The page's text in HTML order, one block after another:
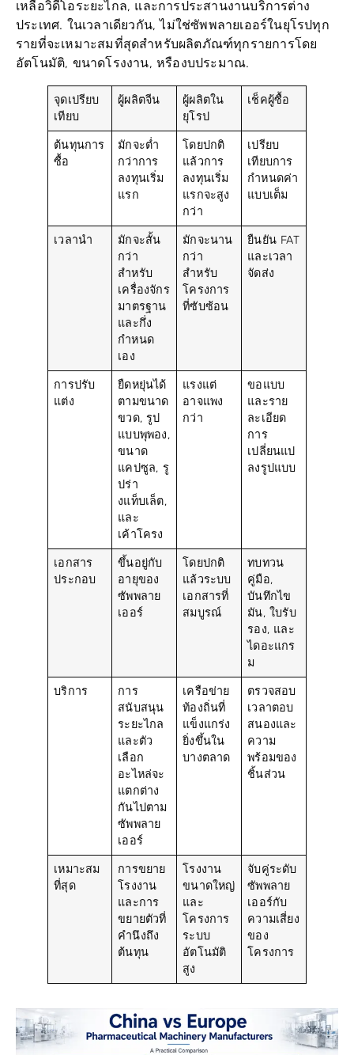
ประเทศ. ในเวลาเดียวกัน, ไม่ใช่ซัพพลายเออร์ในยุโรปทุก
รายที่จะเหมาะสมที่สุดสำหรับผลิตภัณฑ์ทุกรายการโดย
อัตโนมัติ, ขนาดโรงงาน, หรืองบประมาณ.
จุดเปรียบ
เทียบ
ผู้ผลิตจีน
ผู้ผลิตใน
ยุโรป
เช็คผู้ซื้อ
ต้นทุนการ
ซื้อ
มักจะต่ำ
กว่าการ
ลงทุนเริ่ม
แรก
โดยปกติ
แล้วการ
ลงทุนเริ่ม
แรกจะสูง
กว่า
เปรียบ
เทียบการ
กำหนดค่า
แบบเต็ม
เวลานำ
มักจะสั้น
กว่า
สำหรับ
เครื่องจักร
มาตรฐาน
และกึ่ง
กำหนด
เอง
มักจะนาน
กว่า
สำหรับ
โครงการ
ที่ซับซ้อน
ยืนยัน FAT
และเวลา
จัดส่ง
การปรับ
แต่ง
ยืดหยุ่นได้
ตามขนาด
ขวด, รูป
แบบพุพอง,
ขนาด
แคปซูล, รู
ปร่า
งแท็บเล็ต,
และ
เค้าโครง
แรงแต่
อาจแพง
กว่า
ขอแบบ
และราย
ละเอียด
การ
เปลี่ยนแป
ลงรูปแบบ
เอกสาร
ประกอบ
ขึ้นอยู่กับ
อายุของ
ซัพพลาย
เออร์
โดยปกติ
แล้วระบบ
เอกสารที่
สมบูรณ์
ทบทวน
คู่มือ,
บันทึกไข
มัน, ใบรับ
รอง, และ
ไดอะแกร
ม
บริการ
การ
สนับสนุน
ระยะไกล
และตัว
เลือก
อะไหล่จะ
แตกต่าง
กันไปตาม
ซัพพลาย
เออร์
เครือข่าย
ท้องถิ่นที่
แข็งแกร่ง
ยิ่งขึ้นใน
บางตลาด
ตรวจสอบ
เวลาตอบ
สนองและ
ความ
พร้อมของ
ชิ้นส่วน
เหมาะสม
ที่สุด
การขยาย
โรงงาน
และการ
ขยายตัวที่
คำนึงถึง
ต้นทุน
โรงงาน
ขนาดใหญ่
และ
โครงการ
ระบบ
อัตโนมัติ
สูง
จับคู่ระดับ
ซัพพลาย
เออร์กับ
ความเสี่ยง
ของ
โครงการ